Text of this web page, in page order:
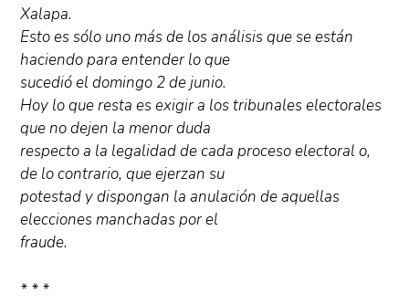
Xalapa.
Esto es sólo uno más de los análisis que se están
haciendo para entender lo que
sucedió el domingo 2 de junio.
Hoy lo que resta es exigir a los tribunales electorales
que no dejen la menor duda
respecto a la legalidad de cada proceso electoral o,
de lo contrario, que ejerzan su
potestad y dispongan la anulación de aquellas
elecciones manchadas por el
fraude.
* * *